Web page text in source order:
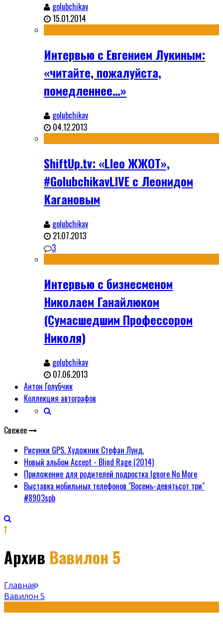
golubchikav
15.01.2014
Интервью с Евгением Лукиным:
«читайте, пожалуйста,
помедленнее…»
golubchikav
04.12.2013
ShiftUp.tv: «Lleo ЖЖОТ»,
#GolubchikavLIVE с Леонидом
Кагановым
golubchikav
21.07.2013
3
Интервью с бизнесменом
Николаем Ганайлюком
(Сумасшедшим Профессором
Николя)
golubchikav
07.06.2013
Антон Голубчик
Коллекция автографов
Свежее
Рисунки GPS. Художник Стефан Лунд.
Новый альбом Accept - Blind Rage (2014)
Приложение для родителей подростка Ignore No More
Выставка мобильных телефонов "Восемь-девятьсот три"
#8903spb
Архив Вавилон 5
Главная
Вавилон 5